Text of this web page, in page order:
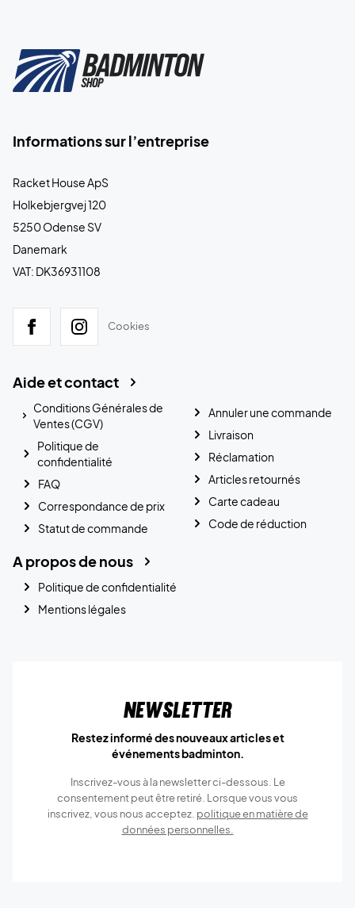
Informations sur l’entreprise
Racket House ApS
Holkebjergvej 120
5250 Odense SV
Danemark
VAT: DK36931108
Cookies
Aide et contact
Conditions Générales de
Ventes (CGV)
Politique de
confidentialité
FAQ
Correspondance de prix
Statut de commande
Annuler une commande
Livraison
Réclamation
Articles retournés
Carte cadeau
Code de réduction
A propos de nous
Politique de confidentialité
Mentions légales
Newsletter
Restez informé des nouveaux articles et
événements badminton.
Inscrivez-vous à la newsletter ci-dessous. Le
consentement peut être retiré. Lorsque vous vous
inscrivez, vous nous acceptez. politique en matière de
données personnelles.